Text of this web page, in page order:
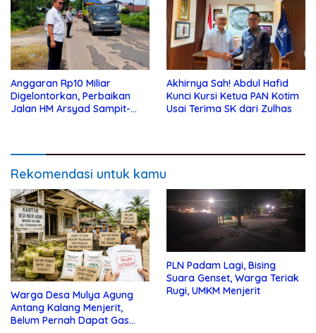
Anggaran Rp10 Miliar
Digelontorkan, Perbaikan
Jalan HM Arsyad Sampit-
Akhirnya Sah! Abdul Hafid
Kunci Kursi Ketua PAN Kotim
Usai Terima SK dari Zulhas
Rekomendasi untuk kamu
Warga Desa Mulya Agung
Antang Kalang Menjerit,
Belum Pernah Dapat Gas
PLN Padam Lagi, Bising
Suara Genset, Warga Teriak
Rugi, UMKM Menjerit